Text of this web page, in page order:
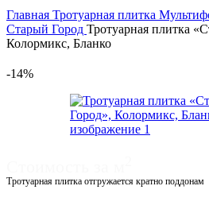
Главная Тротуарная плитка
Старый Город Тротуарная плитка
Колормикс, Бланко
-14%
Тротуарная плитка отгружается кратно поддонам